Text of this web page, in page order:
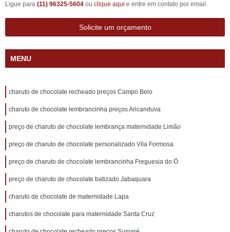
Ligue para (11) 96325-5604 ou clique aqui e entre em contato por email.
Solicite um orçamento
MENU
charuto de chocolate recheado preços Campo Belo
charuto de chocolate lembrancinha preços Aricanduva
preço de charuto de chocolate lembrança maternidade Limão
preço de charuto de chocolate personalizado Vila Formosa
preço de charuto de chocolate lembrancinha Freguesia do Ó
preço de charuto de chocolate batizado Jabaquara
charuto de chocolate de maternidade Lapa
charutos de chocolate para maternidade Santa Cruz